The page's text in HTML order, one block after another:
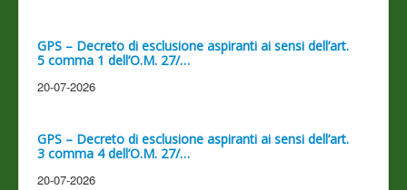
GPS – Decreto di esclusione aspiranti ai sensi dell’art.
5 comma 1 dell’O.M. 27/…
20-07-2026
GPS – Decreto di esclusione aspiranti ai sensi dell’art.
3 comma 4 dell’O.M. 27/…
20-07-2026